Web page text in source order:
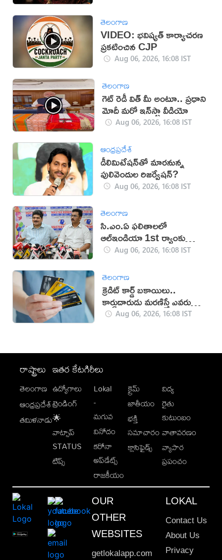
తెలంగాణ
VIDEO: భవిష్యత్ కార్యాచరణ
ప్రకటించిన CJP
Aug 06, 2026, 16:08 IST
తెలంగాణ
గెట్ రెడీ విత్ మీ అంటూ.. ప్రధాని
మోదీ మరో ఇన్‌స్టా వీడియో
Aug 06, 2026, 16:08 IST
ఆంధ్రప్రదేశ్
డీలిమిటేషన్‌తో మారనున్న
పులివెందుల రిజర్వేషన్?
Aug 06, 2026, 16:08 IST
తెలంగాణ
సి.ఎం.ఏ ఫలితాలలో
ఆల్ఇండియా 1st ర్యాంకు
సాధించిన మాస్టర్‌మైండ్స్
Aug 06, 2026, 16:08 IST
తెలంగాణ
క్రెడిట్ కార్డ్ బకాయిలు..
కార్డుదారుడు మరణిస్తే ఎవరు
చెల్లిస్తారు?
Aug 06, 2026, 16:08 IST
రాష్ట్రాలు
తెలంగాణ
ఆంధ్రప్రదేశ్
తమిళనాడు
ఇతర కేటగిరీలు
ఉద్యోగాలు
ట్రెండింగ్
🌟
వాట్సాప్
STATUS
టిప్స్
Lokal
-
మగువ
వినోదం
కరోనా
అప్‌డేట్స్
రాజకీయం
క్రైమ్
జాతీయం
భక్తి
సమాచారం
క్లాసిఫైడ్స్
విద్య
రైతు
కుటుంబం
వాతావరణం
వ్యాపార
ప్రపంచం
OUR
OTHER
WEBSITES
getlokalapp.com
LOKAL
Contact Us
About Us
Privacy